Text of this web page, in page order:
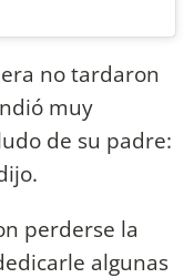
no tardaron
muy
de su padre:
perderse la
algunas